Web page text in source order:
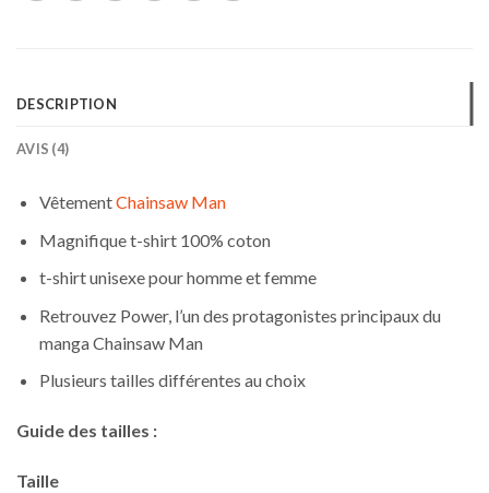
DESCRIPTION
AVIS (4)
VêtementChainsaw Man
Magnifique t-shirt 100% coton
t-shirt unisexe pour homme et femme
Retrouvez Power, l’un des protagonistes principaux du
manga Chainsaw Man
Plusieurs tailles différentes au choix
Guide des tailles :
Taille